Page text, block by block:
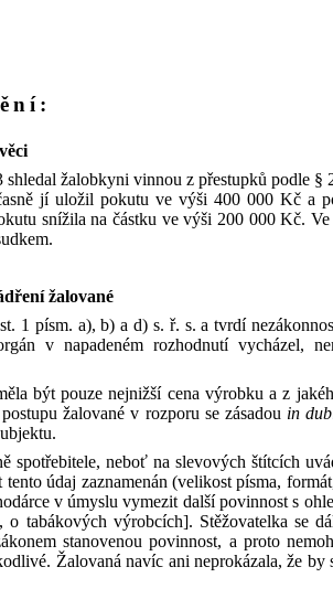
shledal žalobkyni vinnou z přestupků podle §
jí uložil pokutu ve výši 400 000 Kč a
snížila na částku ve výši 200 000 Kč.
žalované
1 písm. a), b)a d) s. ř. s. a tvrdí
v napadeném rozhodnutí vycházel,
být pouze nejnižší cena výrobkua z
žalované v rozporu se zásadou in
spotřebitele, neboť na slevových štítcích
údaj zaznamenán (velikost písma,
v úmyslu vymezit další povinnost s
,o tabákových výrobcích]. Stěžovatelka se
stanovenou povinnost, a proto
Žalovaná navíc ani neprokázala, že